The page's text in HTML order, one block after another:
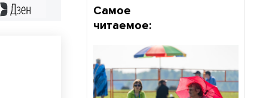
Самое
читаемое: